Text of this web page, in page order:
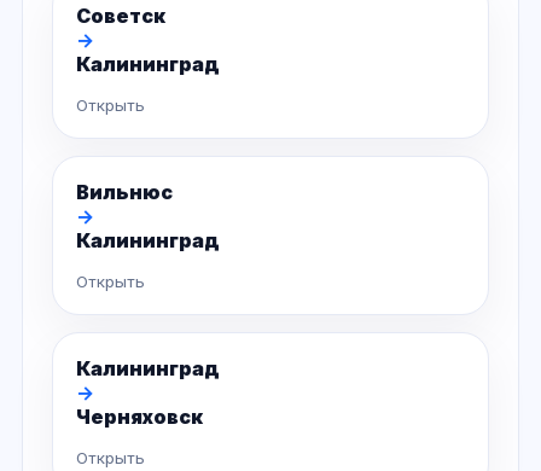
Советск
→
Калининград
Открыть
Вильнюс
→
Калининград
Открыть
Калининград
→
Черняховск
Открыть